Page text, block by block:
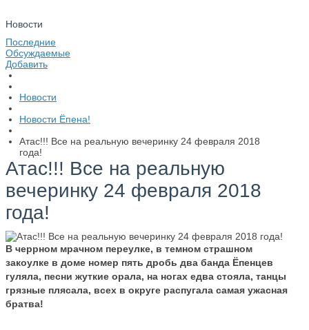
Новости
Последние
Обсуждаемые
Добавить
Новости
Новости Ёпена!
Атас!!! Все на реальную вечеринку 24 февраля 2018
года!
Атас!!! Все на реальную
вечеринку 24 февраля 2018
года!
В черрном мрачном переулке, в темном страшном
закоулке в доме номер пять дробь два банда Ёпенцев
гуляла, песни жуткие орала, на ногах едва стояла, танцы
грязные плясала, всех в округе распугала самая ужасная
братва!